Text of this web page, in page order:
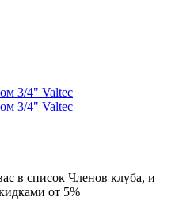
3/4" Valtec
3/4" Valtec
в список Членов клуба, и
от 5%